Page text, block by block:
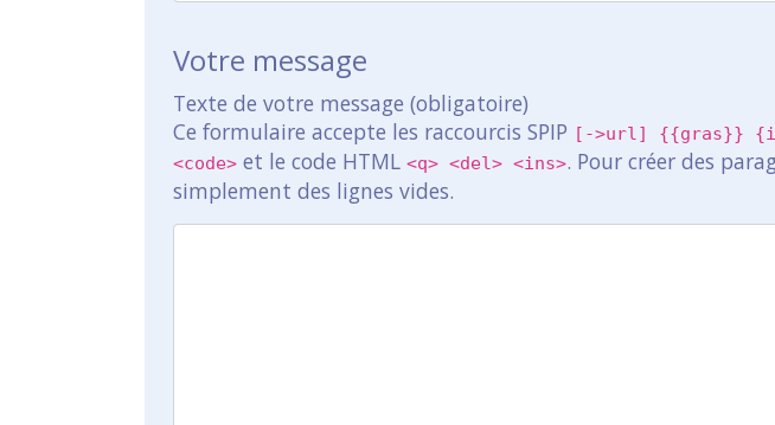
Votre message
Texte de votre message (obligatoire)
Ce formulaire accepte les raccourcis SPIP [->url] {{gras}}
<code> et le code HTML <q> <del> <ins>. Pour créer des
simplement des lignes vides.